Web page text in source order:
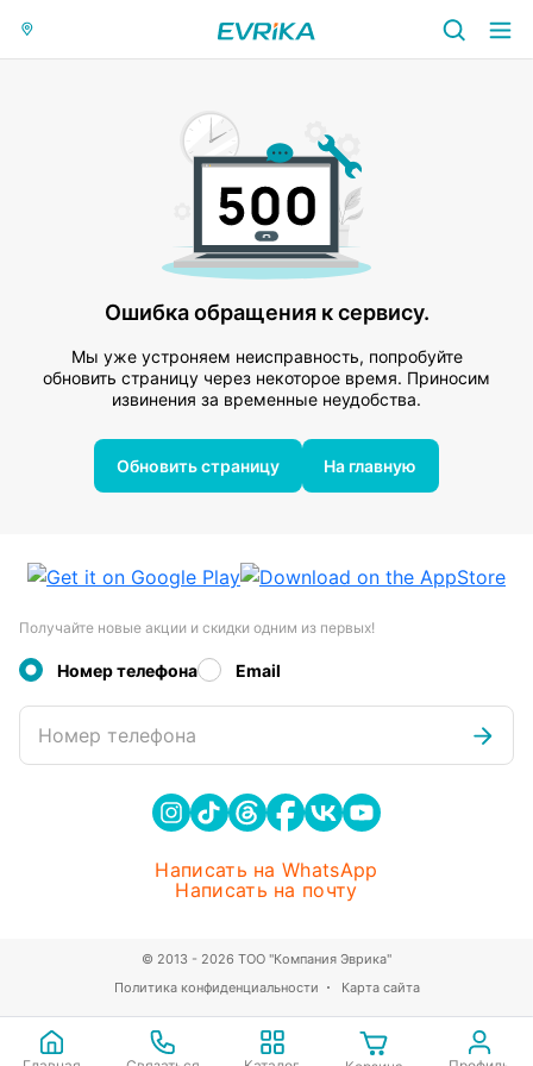
Ошибка обращения к сервису.
Мы уже устроняем неисправность, попробуйте
обновить страницу через некоторое время. Приносим
извинения за временные неудобства.
Обновить страницу На главную
Получайте новые акции и скидки одним из первых!
Номер телефона Email
Номер телефона
Написать на WhatsApp
Написать на почту
Политика конфиденциальности Карта сайта
© 2013 - 2026 ТОО "Компания Эврика"